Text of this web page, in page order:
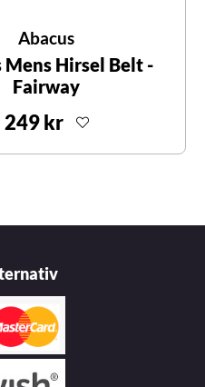
Abacus
Mens Hirsel Belt -
Fairway
249 kr